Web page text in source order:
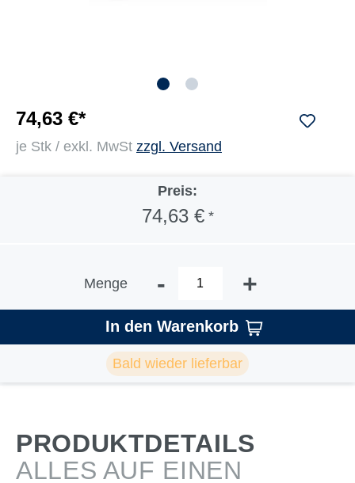
74,63 €*
je Stk / exkl. MwSt zzgl. Versand
Preis:
74,63 €*
Menge - +
In den Warenkorb
Bald wieder lieferbar
PRODUKTDETAILS
ALLES AUF EINEN